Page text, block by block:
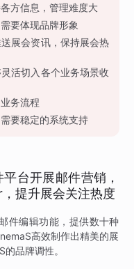
方信息，管理难度大
要体现品牌形象
展会资讯，保持展会热
活切入各个业务场景收
务流程
要稳定的系统支持
台开展邮件营销，
提升展会关注热度
件编辑功能，提供数十种
高效制作出精美的展
品牌调性。